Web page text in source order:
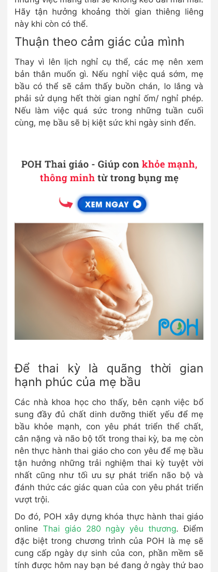
Hãy tận hưởng khoảng thời gian thiêng liêng
này khi còn có thể.
Thuận theo cảm giác của mình
Thay vì lên lịch nghỉ cụ thể, các mẹ nên xem
bản thân muốn gì. Nếu nghỉ việc quá sớm, mẹ
bầu có thể sẽ cảm thấy buồn chán, lo lắng và
phải sử dụng hết thời gian nghỉ ốm/ nghỉ phép.
Nếu làm việc quá sức trong những tuần cuối
cùng, mẹ bầu sẽ bị kiệt sức khi ngày sinh đến.
Để thai kỳ là quãng thời gian
hạnh phúc của mẹ bầu
Các nhà khoa học cho thấy, bên cạnh việc bổ
sung đầy đủ chất dinh dưỡng thiết yếu để mẹ
bầu khỏe mạnh, con yêu phát triển thể chất,
cân nặng và não bộ tốt trong thai kỳ, ba mẹ còn
nên thực hành thai giáo cho con yêu để mẹ bầu
tận hưởng những trải nghiệm thai kỳ tuyệt vời
nhất cũng như tối ưu sự phát triển não bộ và
đánh thức các giác quan của con yêu phát triển
vượt trội.
Do đó, POH xây dựng khóa thực hành thai giáo
online Thai giáo 280 ngày yêu thương. Điểm
đặc biệt trong chương trình của POH là mẹ sẽ
cung cấp ngày dự sinh của con, phần mềm sẽ
tính được hôm nay bạn bé đang ở ngày thứ bao